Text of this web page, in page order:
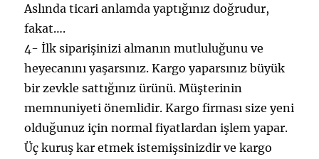
Aslında ticari anlamda yaptığınız doğrudur,
fakat….
4- İlk siparişinizi almanın mutluluğunu ve
heyecanını yaşarsınız. Kargo yaparsınız büyük
bir zevkle sattığınız ürünü. Müşterinin
memnuniyeti önemlidir. Kargo firması size yeni
olduğunuz için normal fiyatlardan işlem yapar.
Üç kuruş kar etmek istemişsinizdir ve kargo